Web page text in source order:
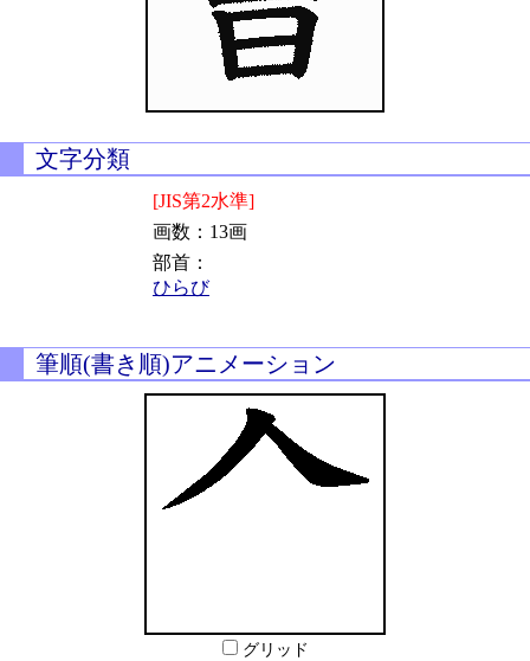
文字分類
[JIS第2水準]
画数：13画
部首：
ひらび
筆順(書き順)アニメーション
グリッド